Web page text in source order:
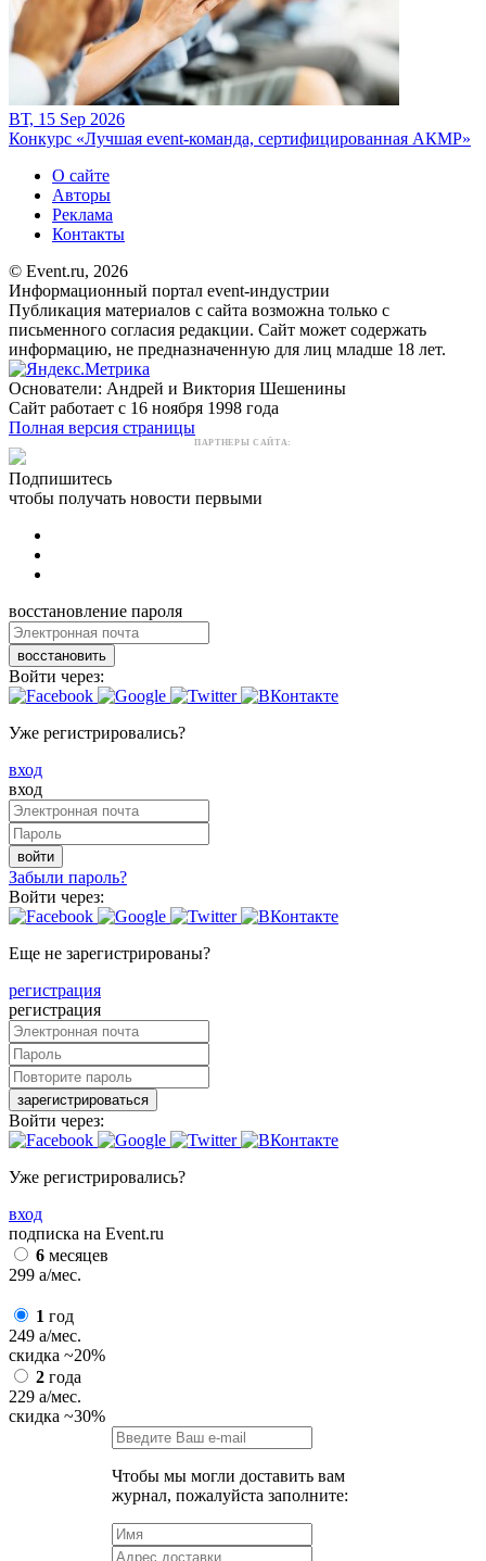
ВТ, 15 Sep 2026
Конкурс «Лучшая event-команда, сертифицированная АКМР»
О сайте
Авторы
Реклама
Контакты
© Event.ru, 2026
Информационный портал event-индустрии
Публикация материалов с сайта возможна только с
письменного согласия редакции. Сайт может содержать
информацию, не предназначенную для лиц младше 18 лет.
Основатели: Андрей и Виктория Шешенины
Сайт работает с 16 ноября 1998 года
Полная версия страницы
ПАРТНЕРЫ САЙТА:
Подпишитесь
чтобы получать новости первыми
восстановление пароля
восстановить
Войти через:
Уже регистрировались?
вход
вход
войти
Забыли пароль?
Войти через:
Еще не зарегистрированы?
регистрация
регистрация
зарегистрироваться
Войти через:
Уже регистрировались?
вход
подписка на Event.ru
6 месяцев
299 a/мес.
1 год
249 a/мес.
скидка ~20%
2 года
229 a/мес.
скидка ~30%
Чтобы мы могли доставить вам
журнал, пожалуйста заполните: